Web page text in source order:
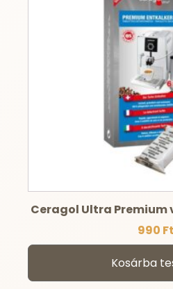
Ceragol Ultra Premium
990 Ft
Kosárba